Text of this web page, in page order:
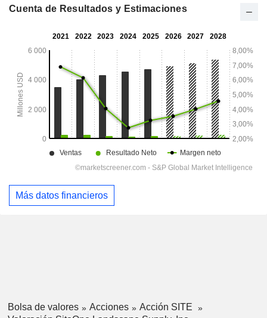
Cuenta de Resultados y Estimaciones
Más datos financieros
Bolsa de valores Acciones
Acción SITE